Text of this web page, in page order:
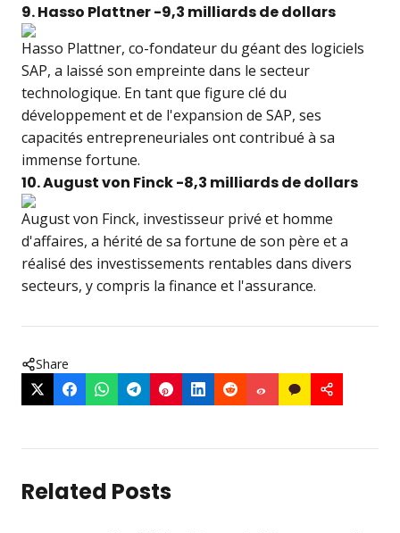
9. Hasso Plattner -9,3 milliards de dollars
Hasso Plattner, co-fondateur du géant des logiciels
SAP, a laissé son empreinte dans le secteur
technologique. En tant que figure clé du
développement et de l'expansion de SAP, ses
capacités entrepreneuriales ont contribué à sa
immense fortune.
10. August von Finck -8,3 milliards de dollars
August von Finck, investisseur privé et homme
d'affaires, a hérité de sa fortune de son père et a
réalisé des investissements rentables dans divers
secteurs, y compris la finance et l'assurance.
Share
Related Posts